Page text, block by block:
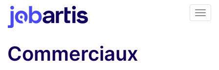
Commerciaux